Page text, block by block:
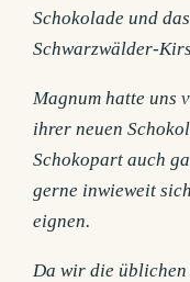
Schokolade und
Schwarzwälder-
Magnum hatte uns
ihrer neuen
Schokopart auch
gerne inwieweit
eignen.
Da wir die üblichen